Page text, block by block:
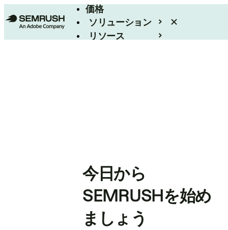
価格
ソリューション
リソース
今日から
SEMRUSHを始め
ましょう